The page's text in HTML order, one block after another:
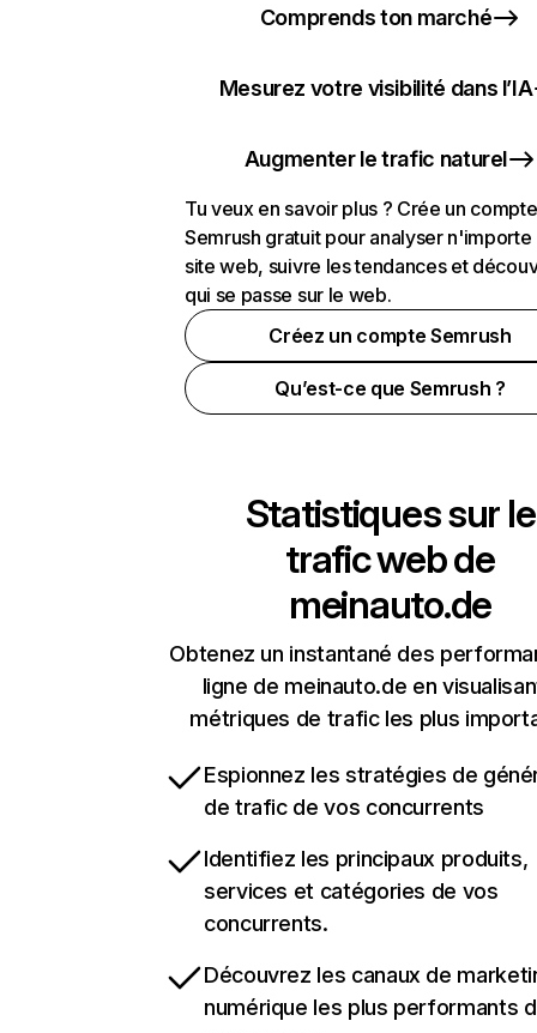
Comprends ton marché
Mesurez votre visibilité dans l’IA
Augmenter le trafic naturel
Tu veux en savoir plus ? Crée un compte
Semrush gratuit pour analyser n'importe
site web, suivre les tendances et
qui se passe sur le web.
Créez un compte Semrush
Qu’est-ce que Semrush ?
Statistiques sur le
trafic web de
meinauto.de
Obtenez un instantané des
ligne de meinauto.de en
métriques de trafic les plus
Espionnez les stratégies de
de trafic de vos concurrents
Identifiez les principaux produits,
services et catégories de vos
concurrents.
Découvrez les canaux de
numérique les plus performants